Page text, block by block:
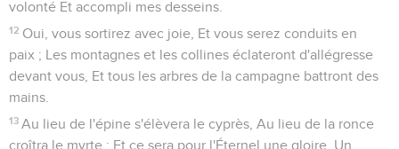
volonté Et accompli mes desseins.
12 Oui, vous sortirez avec joie, Et vous serez conduits en
paix ; Les montagnes et les collines éclateront d'allégresse
devant vous, Et tous les arbres de la campagne battront des
mains.
13 Au lieu de l'épine s'élèvera le cyprès, Au lieu de la ronce
croîtra le myrte ; Et ce sera pour l'Éternel une gloire, Un